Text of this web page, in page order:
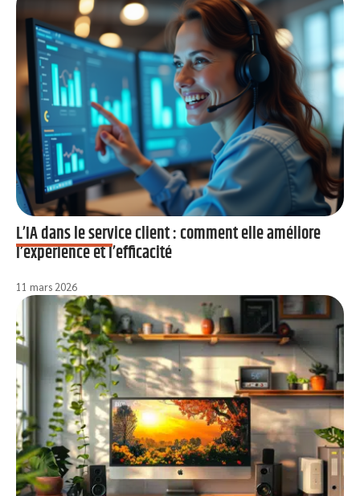
L’IA dans le service client : comment elle améliore
l’expérience et l’efficacité
11 mars 2026